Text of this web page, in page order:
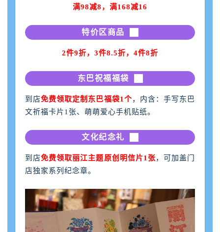
满98减8，满168减16
特价区商品
2件9折，3件8.5折，4件8折
东巴祝福福袋
到店免费领取定制东巴福袋1个，内含：手写东巴
文祈福卡片1张、萌萌爱心手机贴纸。
文化纪念礼
到店免费领取丽江主题原创明信片1张，可加盖门
店独家系列纪念章。